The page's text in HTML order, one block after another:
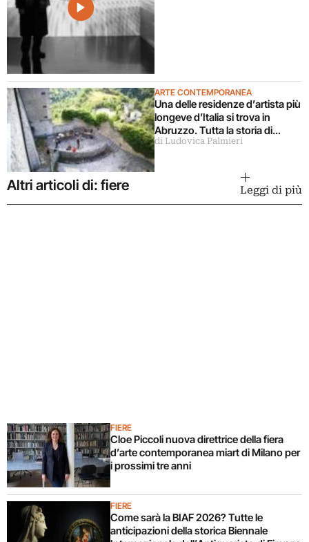
ARTE CONTEMPORANEA
Una delle residenze d’artista più
longeve d’Italia si trova in
Abruzzo. Tutta la storia di
Ramo
di Ludovica Palmieri
Altri articoli di: fiere Leggi di più
FIERE
Cloe Piccoli nuova direttrice della fiera
d’arte contemporanea miart di Milano per
i prossimi tre anni
FIERE
Come sarà la BIAF 2026? Tutte le
anticipazioni della storica Biennale